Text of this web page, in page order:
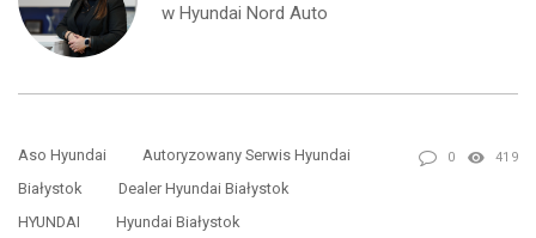
w Hyundai Nord Auto
Aso Hyundai
Autoryzowany Serwis Hyundai
Białystok
Dealer Hyundai Białystok
HYUNDAI
Hyundai Białystok
0 419